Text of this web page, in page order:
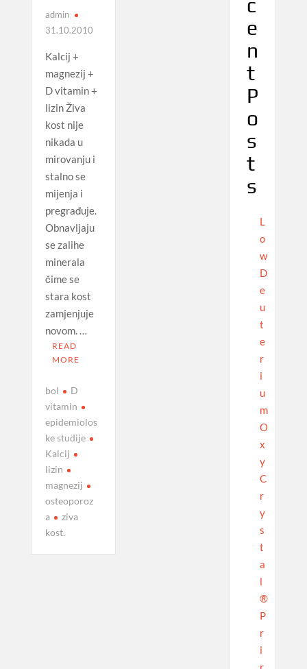
admin
31.10.2010
Kalcij +
magnezij +
D vitamin +
lizin Živa
kost nije
nikada u
mirovanju i
stalno se
mijenja i
pregrađuje.
Obnavljaju
se zalihe
minerala
čime se
stara kost
zamjenjuje
novom. …
READ
MORE
bol
D
vitamin
epidemiolos
ke studije
Kalcij
lizin
magnezij
osteoporoz
a
ziva
kost.
c
e
n
t
P
o
s
t
s
L
o
w
D
e
u
t
e
r
i
u
m
O
x
y
C
r
y
s
t
a
l
®
P
r
i